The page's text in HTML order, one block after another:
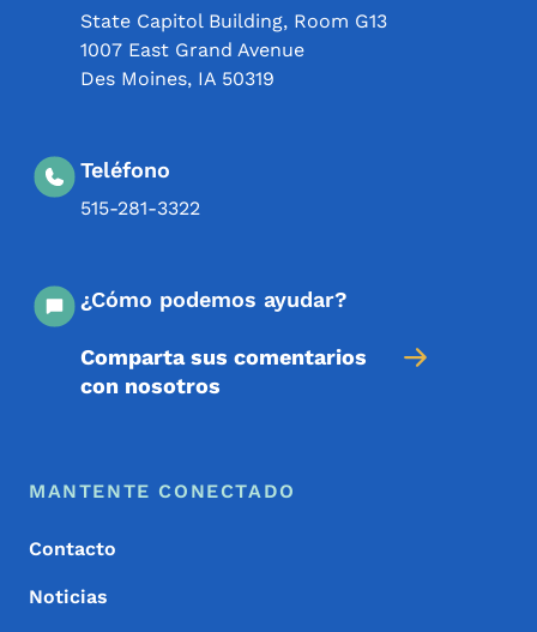
State Capitol Building, Room G13
1007 East Grand Avenue
Des Moines, IA 50319
Teléfono
515-281-3322
¿Cómo podemos ayudar?
Comparta sus comentarios
con nosotros
Menú de pie de página
Footer
MANTENTE CONECTADO
Contacto
Noticias